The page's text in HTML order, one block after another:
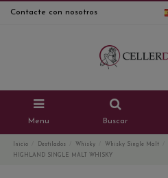
Contacte con nosotros
Menu Buscar
Inicio Destilados Whisky Whisky Single Malt
HIGHLAND SINGLE MALT WHISKY